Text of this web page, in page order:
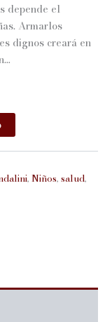
depende el
Armarlos
dignos creará en
, Niños, salud,